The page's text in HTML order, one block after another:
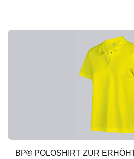
BP® POLOSHIRT ZUR